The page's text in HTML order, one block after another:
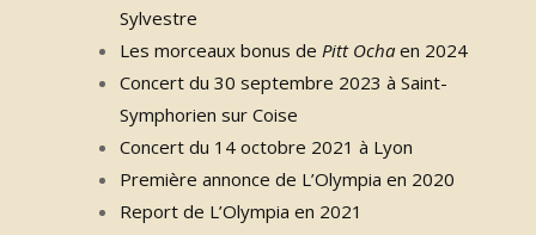
Sylvestre
Les morceaux bonus de Pitt Ocha en 2024
Concert du 30 septembre 2023 à Saint-
Symphorien sur Coise
Concert du 14 octobre 2021 à Lyon
Première annonce de L’Olympia en 2020
Report de L’Olympia en 2021